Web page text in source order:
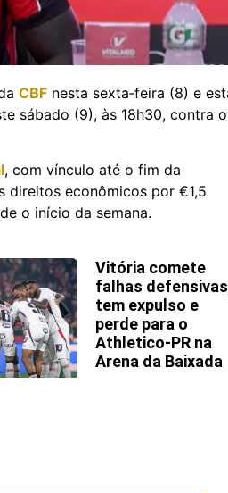
CBF nesta sexta‑feira (8) e
sábado (9), às 18h30, contra o
, com vínculo até o fim da
direitos econômicos por €1,5
o início da semana.
Vitória comete
falhas
tem expulso e
perde para o
Athletico-PR na
Arena da Baixada